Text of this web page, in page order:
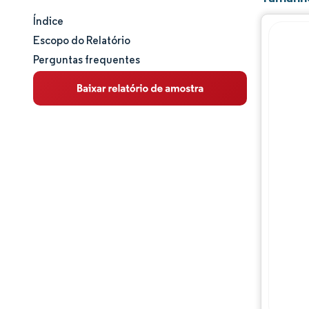
Tamanho e participação de mercado
Análise de mercado
Tendências e insights
Índice
Escopo do Relatório
Perguntas frequentes